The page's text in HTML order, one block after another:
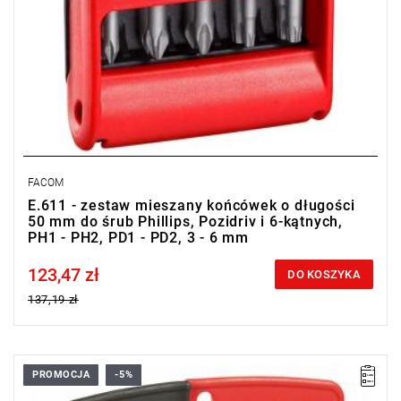
FACOM
E.611 - zestaw mieszany końcówek o długości
50 mm do śrub Phillips, Pozidriv i 6-kątnych,
PH1 - PH2, PD1 - PD2, 3 - 6 mm
Price tax included
123,47 zł
137,19 zł
DO KOSZYKA
• Zakres zestawu: 3 - 8 mm, PH1 - PH3, PZ1 - PZ3, T10 - T40
• Ilość elementów w zestawie: 29
PROMOCJA -5%